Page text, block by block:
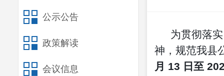
公示公告
政策解读
会议信息
为贯彻落
神，规范我县
月 13 日至